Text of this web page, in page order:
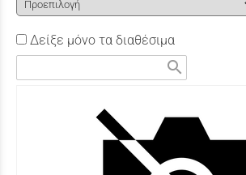
Δείξε μόνο τα διαθέσιμα
search